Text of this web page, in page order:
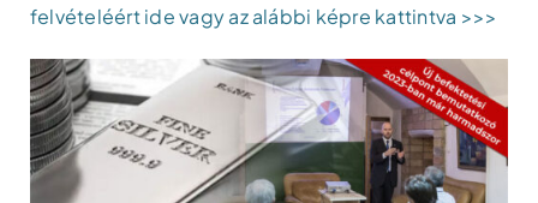
felvételéért ide vagy az alábbi képre kattintva >>>